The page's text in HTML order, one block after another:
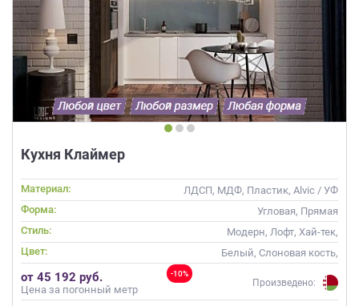
Кухня Клаймер
Материал:
ЛДСП, МДФ, Пластик, Alvic / УФ
лак, Эмаль
Форма:
Угловая, Прямая
Стиль:
Модерн, Лофт, Хай-тек,
Современные
Цвет:
Белый, Слоновая кость,
Кремовый, Коричневый,
Капучино
-10%
от 45 192 руб.
Цена за погонный метр
Произведено: